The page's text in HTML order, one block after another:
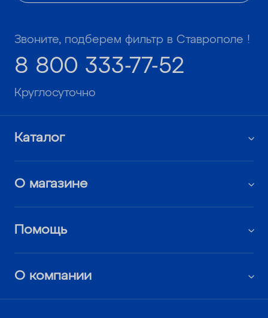
Звоните, подберем фильтр в Ставрополе !
8 800 333-77-52
Круглосуточно
Каталог
О магазине
Помощь
О компании